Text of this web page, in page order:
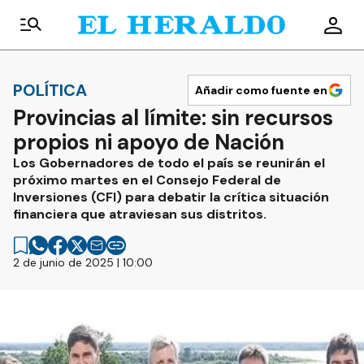
POLÍTICA Añadir como fuente en
Provincias al límite: sin recursos
propios ni apoyo de Nación
Los Gobernadores de todo el país se reunirán el
próximo martes en el Consejo Federal de
Inversiones (CFI) para debatir la crítica situación
financiera que atraviesan sus distritos.
2 de junio de 2025 | 10:00